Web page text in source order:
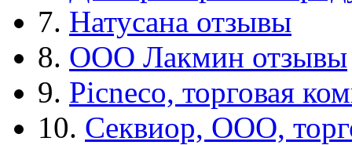
7. Натусана отзывы
8. ООО Лакмин отзывы
9. Picneco, торговая
10. Секвиор, ООО,